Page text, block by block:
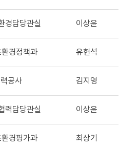
경담당관실 이상윤
경정책과 유헌석
공사 김지영
력담당관실 이상윤
경평가과 최상기